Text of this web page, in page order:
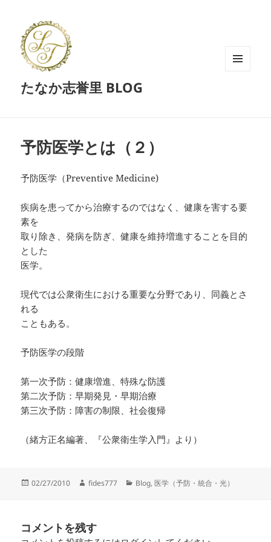
たなか志誉里 BLOG
予防医学とは（２）
予防医学（Preventive Medicine)
疾病を患ってから治療するのではなく、健康を害する要
素を
取り除き、発病を防ぎ、健康を維持増進することを目的
とした
医学。
現代では公衆衛生における重要な分野であり、同義とさ
れる
こともある。
予防医学の段階
第一次予防：健康増進、特殊な防護
第二次予防：早期発見・早期治療
第三次予防：障害の制限、社会復帰
（緒方正名編著、『公衆衛生学入門』より）
02/27/2010 fides777 Blog,医学（予防・統合・光）
コメントを残す